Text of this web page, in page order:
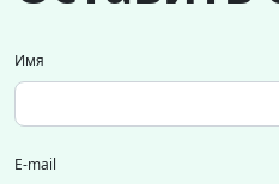
Имя
E-mail